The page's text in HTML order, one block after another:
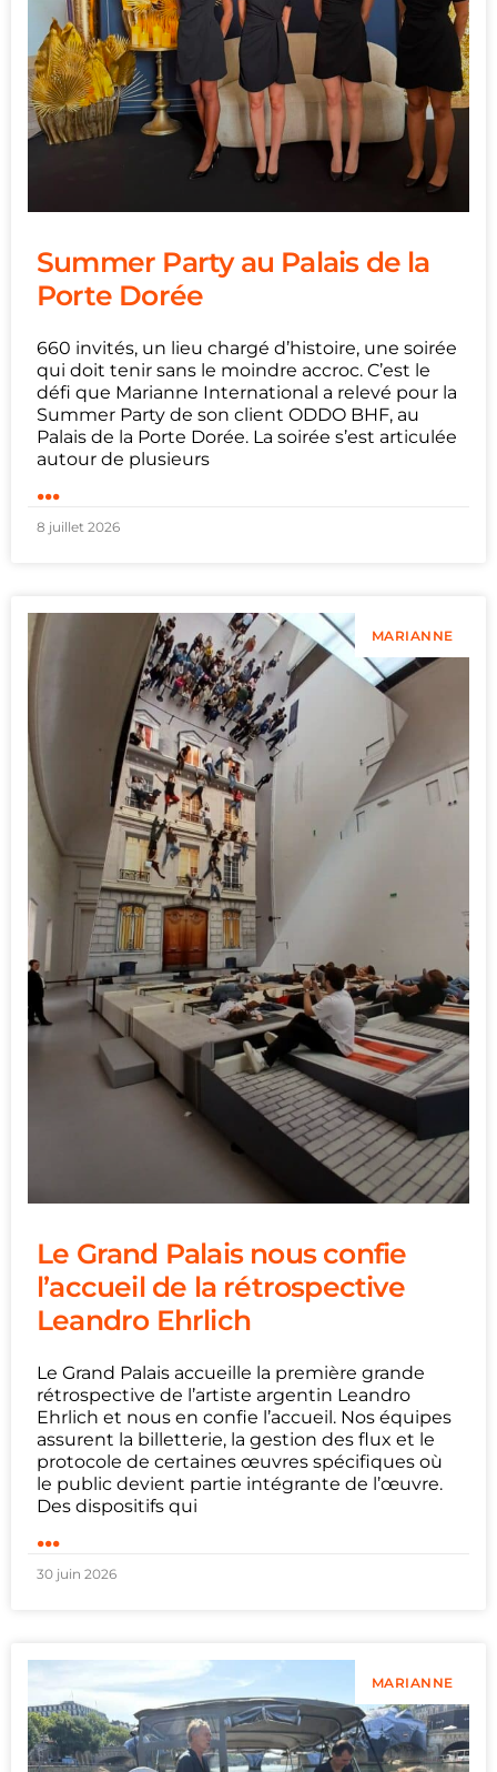
Summer Party au Palais de la
Porte Dorée
660 invités, un lieu chargé d’histoire, une soirée
qui doit tenir sans le moindre accroc. C’est le
défi que Marianne International a relevé pour la
Summer Party de son client ODDO BHF, au
Palais de la Porte Dorée. La soirée s’est articulée
autour de plusieurs
...
8 juillet 2026
MARIANNE
Le Grand Palais nous confie
l’accueil de la rétrospective
Leandro Ehrlich
Le Grand Palais accueille la première grande
rétrospective de l’artiste argentin Leandro
Ehrlich et nous en confie l’accueil. Nos équipes
assurent la billetterie, la gestion des flux et le
protocole de certaines œuvres spécifiques où
le public devient partie intégrante de l’œuvre.
Des dispositifs qui
...
30 juin 2026
MARIANNE